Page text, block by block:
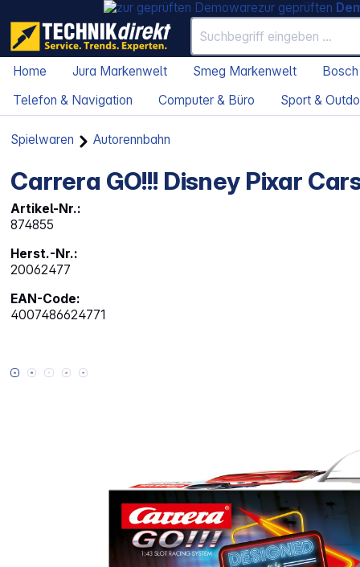
zur geprüften
Home Jura Markenwelt Smeg Markenwelt
Telefon & Navigation
Computer & Büro Sport &
Spielwaren Autorennbahn
Carrera GO!!! Disney Pixar
Artikel-Nr.:
874855
Herst.-Nr.:
20062477
EAN-Code:
4007486624771
Bildergalerie überspringen